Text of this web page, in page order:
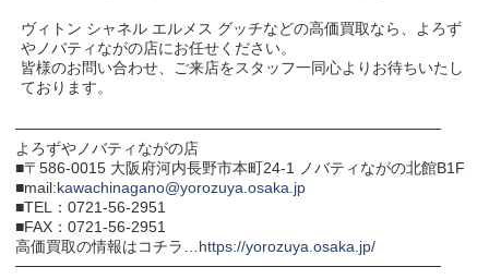
ヴィトン シャネル エルメス グッチなどの高価買取なら、よろず
やノバティながの店にお任せください。
皆様のお問い合わせ、ご来店をスタッフ一同心よりお待ちいたし
ております。
───────────────────────────────────────
よろずやノバティながの店
■〒586-0015 大阪府河内長野市本町24-1 ノバティながの北館B1F
■mail:kawachinagano@yorozuya.osaka.jp
■TEL：0721-56-2951
■FAX：0721-56-2951
高価買取の情報はコチラ…https://yorozuya.osaka.jp/
───────────────────────────────────────